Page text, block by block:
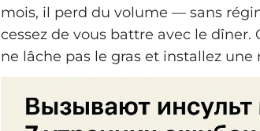
mois, il perd du volume — sans
cessez de vous battre avec le
ne lâche pas le gras et installez